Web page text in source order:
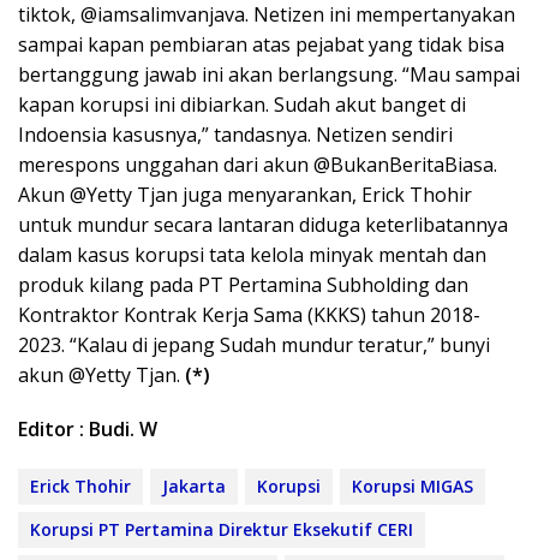
tiktok, @iamsalimvanjava. Netizen ini mempertanyakan
sampai kapan pembiaran atas pejabat yang tidak bisa
bertanggung jawab ini akan berlangsung. “Mau sampai
kapan korupsi ini dibiarkan. Sudah akut banget di
Indoensia kasusnya,” tandasnya. Netizen sendiri
merespons unggahan dari akun @BukanBeritaBiasa.
Akun @Yetty Tjan juga menyarankan, Erick Thohir
untuk mundur secara lantaran diduga keterlibatannya
dalam kasus korupsi tata kelola minyak mentah dan
produk kilang pada PT Pertamina Subholding dan
Kontraktor Kontrak Kerja Sama (KKKS) tahun 2018-
2023. “Kalau di jepang Sudah mundur teratur,” bunyi
akun @Yetty Tjan. (*)
Editor : Budi. W
Erick Thohir Jakarta Korupsi
Korupsi MIGAS
Korupsi PT Pertamina Direktur Eksekutif CERI